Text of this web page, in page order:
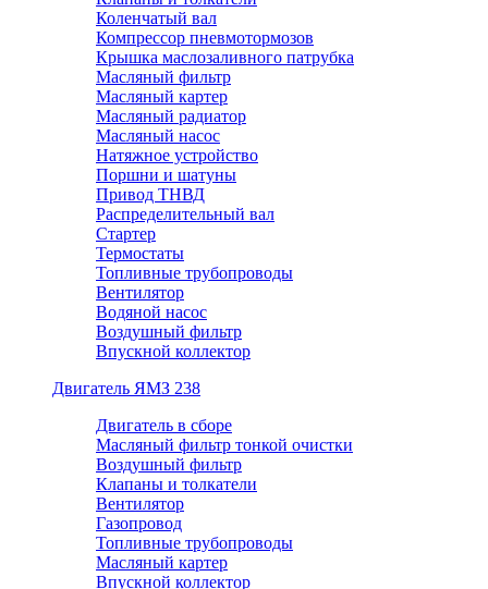
Коленчатый вал
Компрессор пневмотормозов
Крышка маслозаливного патрубка
Масляный фильтр
Масляный картер
Масляный радиатор
Масляный насос
Натяжное устройство
Поршни и шатуны
Привод ТНВД
Распределительный вал
Стартер
Термостаты
Топливные трубопроводы
Вентилятор
Водяной насос
Воздушный фильтр
Впускной коллектор
Двигатель ЯМЗ 238
Двигатель в сборе
Масляный фильтр тонкой очистки
Воздушный фильтр
Клапаны и толкатели
Вентилятор
Газопровод
Топливные трубопроводы
Масляный картер
Впускной коллектор